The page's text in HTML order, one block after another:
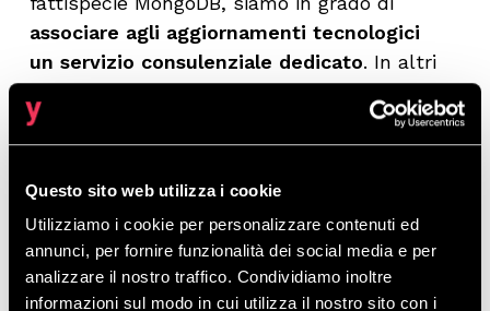
Questo sito web utilizza i cookie
Utilizziamo i cookie per personalizzare contenuti ed
annunci, per fornire funzionalità dei social media e per
analizzare il nostro traffico. Condividiamo inoltre
informazioni sul modo in cui utilizza il nostro sito con i
associare agli aggiornamenti tecnologici
un servizio consulenziale dedicato. In altri
termini, possiamo orientare il cliente verso
l’adozione delle nuove funzionalità che
riteniamo facciano al caso suo, oppure
spiegare comesopperire al meglio alla
questo approccio, riteniamo di elevare il
concetto classico di managed service,
perché dalla semplice gestione della